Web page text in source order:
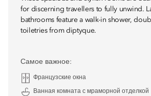
for discerning travellers to fully unwind.
bathrooms feature a walk-in shower,
toiletries from diptyque.
Самое важное:
Французские окна
Ванная комната с мраморной отделкой